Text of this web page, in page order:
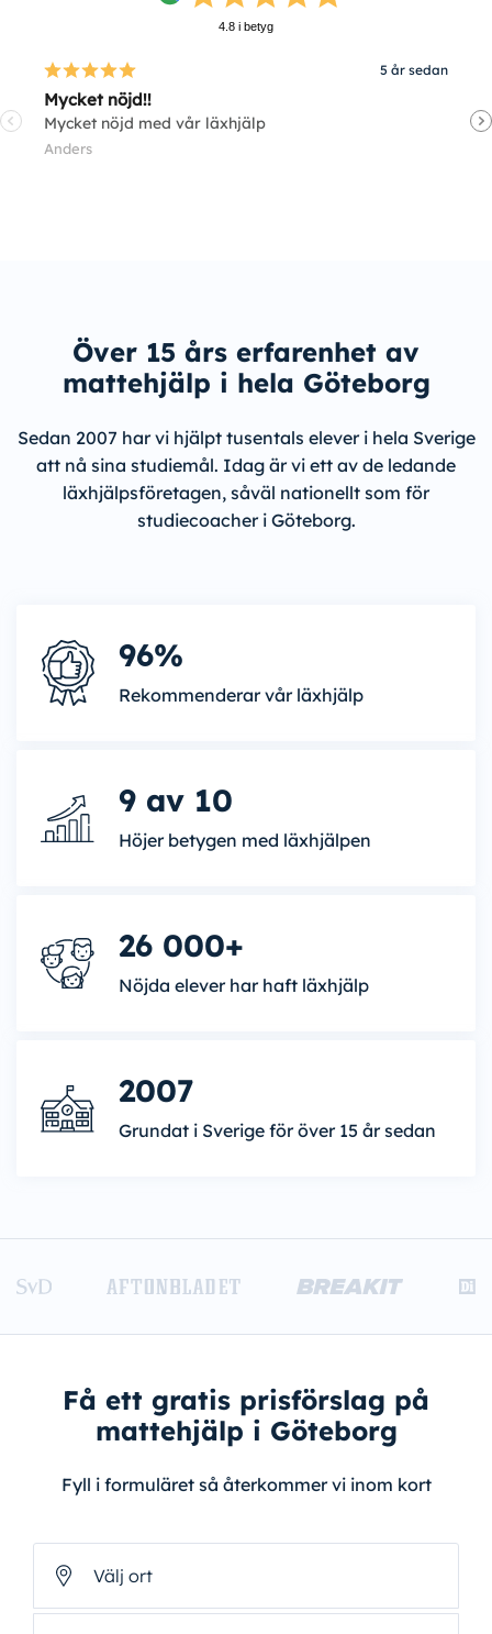
4.8 i betyg
5 år sedan
Mycket nöjd!!
Mycket nöjd med vår läxhjälp
Anders
Över 15 års erfarenhet av
mattehjälp i hela Göteborg
Sedan 2007 har vi hjälpt tusentals elever i hela Sverige
att nå sina studiemål. Idag är vi ett av de ledande
läxhjälpsföretagen, såväl nationellt som för
studiecoacher i Göteborg.
96%
Rekommenderar vår läxhjälp
9 av 10
Höjer betygen med läxhjälpen
26 000+
Nöjda elever har haft läxhjälp
2007
Grundat i Sverige för över 15 år sedan
Få ett gratis prisförslag på
mattehjälp i Göteborg
Fyll i formuläret så återkommer vi inom kort
Välj ort